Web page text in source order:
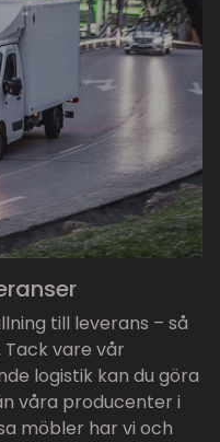
till leverans – så
vare vår
logistik kan du göra
våra producenter i
möbler har vi och